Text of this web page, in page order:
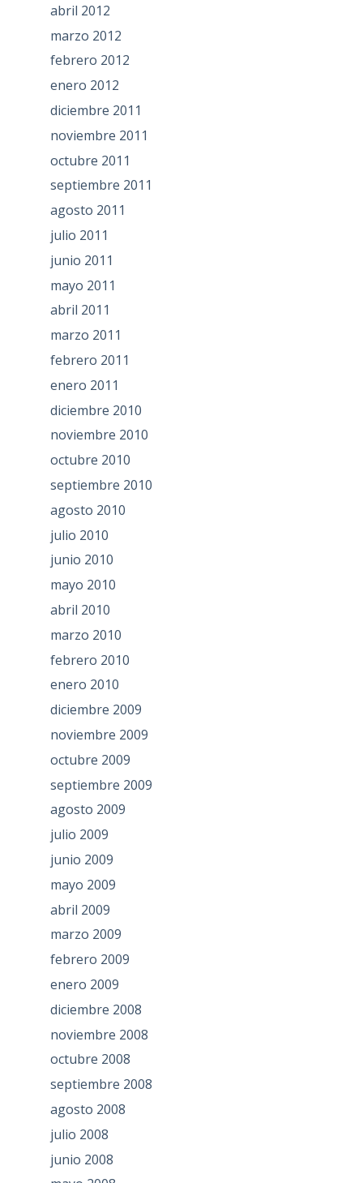
abril 2012
marzo 2012
febrero 2012
enero 2012
diciembre 2011
noviembre 2011
octubre 2011
septiembre 2011
agosto 2011
julio 2011
junio 2011
mayo 2011
abril 2011
marzo 2011
febrero 2011
enero 2011
diciembre 2010
noviembre 2010
octubre 2010
septiembre 2010
agosto 2010
julio 2010
junio 2010
mayo 2010
abril 2010
marzo 2010
febrero 2010
enero 2010
diciembre 2009
noviembre 2009
octubre 2009
septiembre 2009
agosto 2009
julio 2009
junio 2009
mayo 2009
abril 2009
marzo 2009
febrero 2009
enero 2009
diciembre 2008
noviembre 2008
octubre 2008
septiembre 2008
agosto 2008
julio 2008
junio 2008